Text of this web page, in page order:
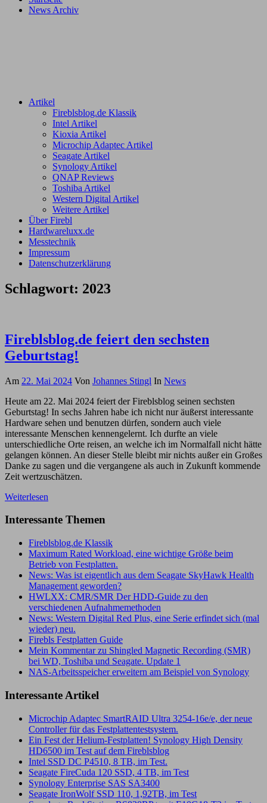
News Archiv
Artikel
Fireblsblog.de Klassik
Intel Artikel
Kioxia Artikel
Microchip Adaptec Artikel
Seagate Artikel
Synology Artikel
QNAP Reviews
Toshiba Artikel
Western Digital Artikel
Weitere Artikel
Über Firebl
Hardwareluxx.de
Messtechnik
Impressum
Datenschutzerklärung
Schlagwort: 2023
Fireblsblog.de feiert den sechsten
Geburtstag!
Am 22. Mai 2024 Von Johannes Stingl In News
Heute am 22. Mai 2024 feiert der Fireblsblog seinen sechsten
Geburtstag! In sechs Jahren habe ich nicht nur äußerst interessante
Hardware sehen und benutzen dürfen, sondern auch viele
interessante Menschen kennengelernt. Ich durfte an viele
unterschiedliche Orte reisen, an welche ich im Normalfall nicht hätte
gelangen können. An dieser Stelle bleibt mir nichts außer ein Großes
Danke zu sagen und die vergangene als auch in Zukunft kommende
Zeit wertzuschätzen.
Weiterlesen
Interessante Themen
Fireblsblog.de Klassik
Maximum Rated Workload, eine wichtige Größe beim
Betrieb von Festplatten.
News: Was ist eigentlich aus dem Seagate SkyHawk Health
Management geworden?
HWLXX: CMR/SMR Der HDD-Guide zu den
verschiedenen Aufnahmemethoden
News: Western Digital Red Plus, eine Serie erfindet sich (mal
wieder) neu.
Firebls Festplatten Guide
Mein Kommentar zu Shingled Magnetic Recording (SMR)
bei WD, Toshiba und Seagate. Update 1
NAS-Arbeitsspeicher erweitern am Beispiel von Synology
Interessante Artikel
Microchip Adaptec SmartRAID Ultra 3254-16e/e, der neue
Controller für das Festplattentestsystem.
Ein Fest der Helium-Festplatten! Synology High Density
HD6500 im Test auf dem Fireblsblog
Intel SSD DC P4510, 8 TB, im Test.
Seagate FireCuda 120 SSD, 4 TB, im Test
Synology Enterprise SAS SA3400
Seagate IronWolf SSD 110, 1,92TB, im Test